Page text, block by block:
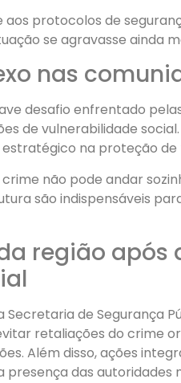
protocolos de
se agravasse ainda
nas
desafio enfrentado
de vulnerabilidade
na proteção de
não pode andar
são indispensáveis
região após
Secretaria de Segurança
retaliações do crime
Além disso, ações
presença das autoridades